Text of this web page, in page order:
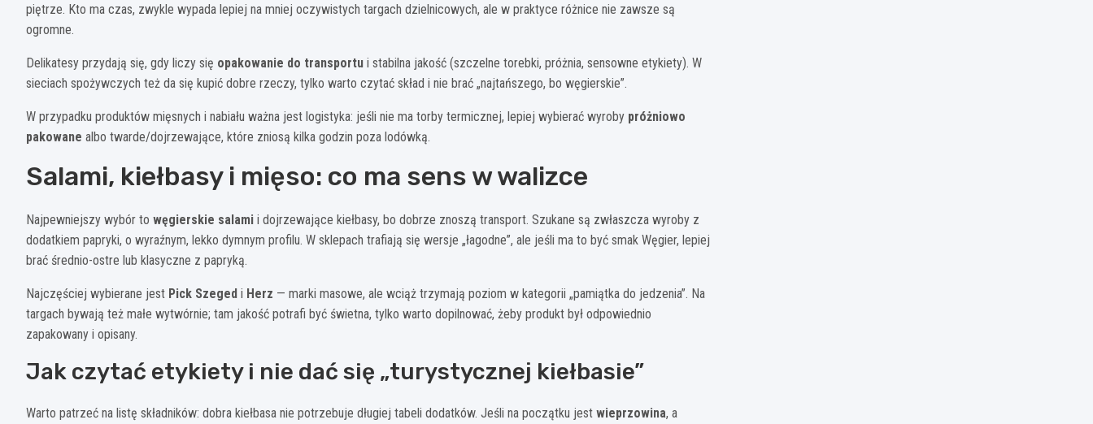
piętrze. Kto ma czas, zwykle wypada lepiej na mniej oczywistych targach dzielnicowych, ale w praktyce różnice nie zawsze są
ogromne.
Delikatesy przydają się, gdy liczy się opakowanie do transportu i stabilna jakość (szczelne torebki, próżnia, sensowne etykiety). W
sieciach spożywczych też da się kupić dobre rzeczy, tylko warto czytać skład i nie brać „najtańszego, bo węgierskie”.
W przypadku produktów mięsnych i nabiału ważna jest logistyka: jeśli nie ma torby termicznej, lepiej wybierać wyroby próżniowo
pakowane albo twarde/dojrzewające, które zniosą kilka godzin poza lodówką.
Salami, kiełbasy i mięso: co ma sens w walizce
Najpewniejszy wybór to węgierskie salami i dojrzewające kiełbasy, bo dobrze znoszą transport. Szukane są zwłaszcza wyroby z
dodatkiem papryki, o wyraźnym, lekko dymnym profilu. W sklepach trafiają się wersje „łagodne”, ale jeśli ma to być smak Węgier, lepiej
brać średnio-ostre lub klasyczne z papryką.
Najczęściej wybierane jest Pick Szeged i Herz — marki masowe, ale wciąż trzymają poziom w kategorii „pamiątka do jedzenia”. Na
targach bywają też małe wytwórnie; tam jakość potrafi być świetna, tylko warto dopilnować, żeby produkt był odpowiednio
zapakowany i opisany.
Jak czytać etykiety i nie dać się „turystycznej kiełbasie”
Warto patrzeć na listę składników: dobra kiełbasa nie potrzebuje długiej tabeli dodatków. Jeśli na początku jest wieprzowina, a